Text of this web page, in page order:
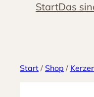
StartDas
Start / Shop /